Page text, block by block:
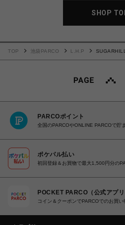
SHOP
TOP 池袋PARCO L.H.P
PARCOポイント
全国のPARCOやONLINE PARCOで貯
ポケパル払い
初回登録＆お買物で最大1,500円分の
POCKET PARCO（公式アプリ
コイン＆クーポンでPARCOでのお買い